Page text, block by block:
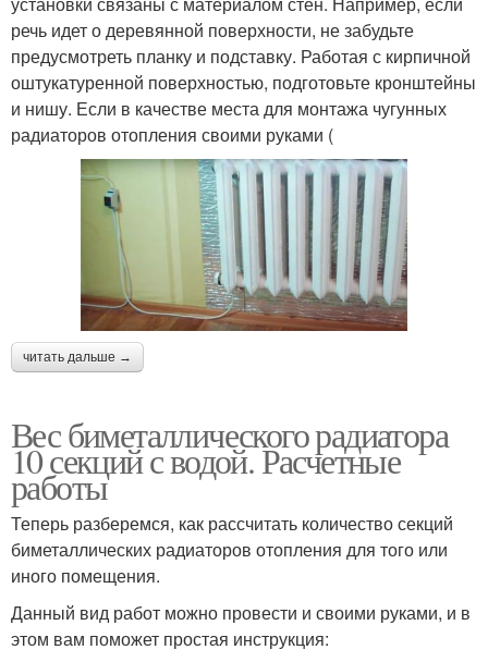
речь идет о деревянной поверхности, не забудьте
предусмотреть планку и подставку. Работая с кирпичной
оштукатуренной поверхностью, подготовьте кронштейны
и нишу. Если в качестве места для монтажа чугунных
радиаторов отопления своими руками (
читать дальше →
Вес биметаллического радиатора
10 секций с водой. Расчетные
работы
Теперь разберемся, как рассчитать количество секций
биметаллических радиаторов отопления для того или
иного помещения.
Данный вид работ можно провести и своими руками, и в
этом вам поможет простая инструкция: